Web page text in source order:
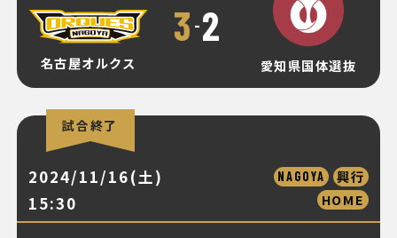
名古屋オルクス
3 - 2
愛知県国体選抜
試合終了
2024/11/16(土)
15:30
NAGOYA
興行
HOME